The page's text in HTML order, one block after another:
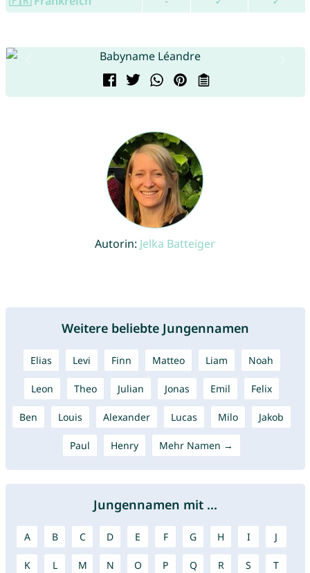
Autorin: Jelka Batteiger
Weitere beliebte Jungennamen
Elias Levi Finn Matteo Liam Noah
Leon Theo Julian Jonas Emil Felix
Ben Louis Alexander Lucas Milo Jakob
Paul Henry Mehr Namen →
Jungennamen mit ...
A B C D E F G H I J
K L M N O P Q R S T